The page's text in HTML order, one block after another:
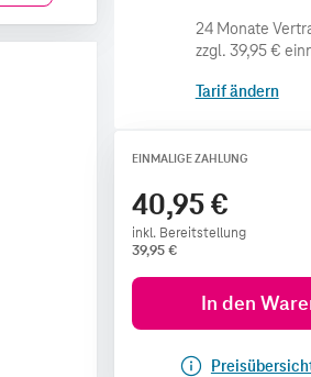
zzgl. 39,95 €
Tarif ändern
EINMALIGE ZAHLUNG
40,95 €
inkl. Bereitstellung
39,95€
In den